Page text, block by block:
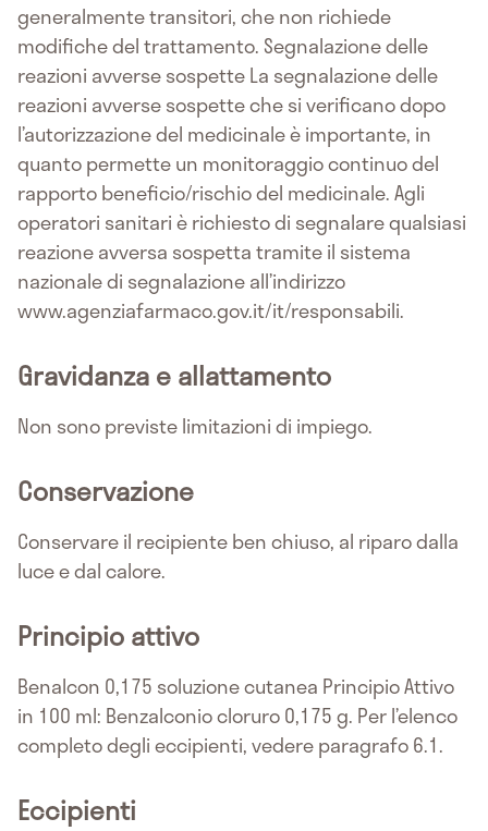
generalmente transitori, che non richiede
modifiche del trattamento. Segnalazione delle
reazioni avverse sospette La segnalazione delle
reazioni avverse sospette che si verificano dopo
l’autorizzazione del medicinale è importante, in
quanto permette un monitoraggio continuo del
rapporto beneficio/rischio del medicinale. Agli
operatori sanitari è richiesto di segnalare qualsiasi
reazione avversa sospetta tramite il sistema
nazionale di segnalazione all’indirizzo
www.agenziafarmaco.gov.it/it/responsabili.
Gravidanza e allattamento
Non sono previste limitazioni di impiego.
Conservazione
Conservare il recipiente ben chiuso, al riparo dalla
luce e dal calore.
Principio attivo
Benalcon 0,175 soluzione cutanea Principio Attivo
in 100 ml: Benzalconio cloruro 0,175 g. Per l’elenco
completo degli eccipienti, vedere paragrafo 6.1.
Eccipienti